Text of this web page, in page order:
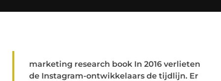
marketing research book In 2016 verlieten
de Instagram-ontwikkelaars de tijdlijn. Er